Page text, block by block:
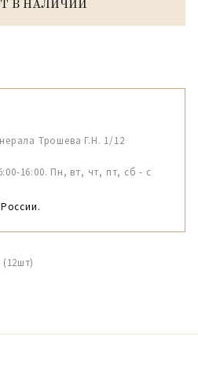
В НАЛИЧИИ
Трошева Г.Н. 1/12
16:00. Пн, вт, чт, пт, сб - с
(12шт)